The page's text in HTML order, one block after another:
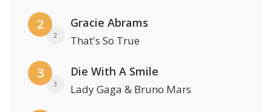
2
2
Gracie Abrams
That's So True
3
3
Die With A Smile
Lady Gaga & Bruno Mars